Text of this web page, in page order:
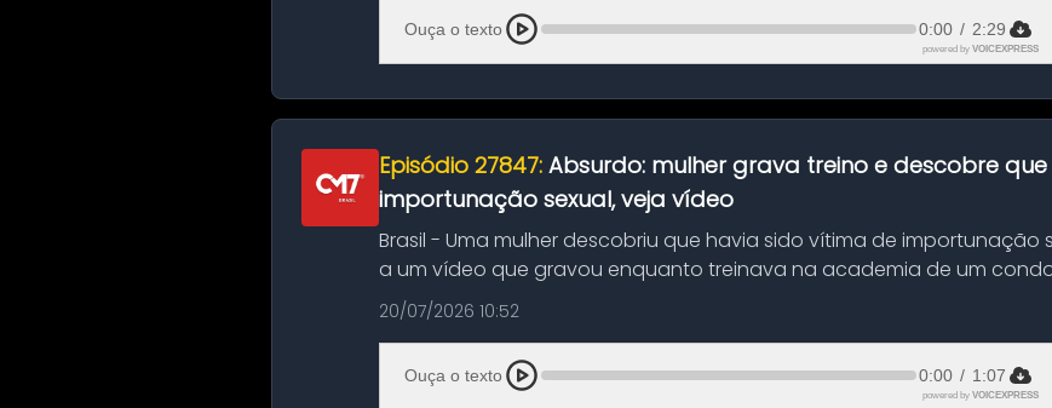
Ouça o texto 0:00 / 2:29
powered by VOICEXPRESS
Episódio 27847: Absurdo: mulher grava treino e descobre
importunação sexual, veja vídeo
Brasil - Uma mulher descobriu que havia sido vítima de importunação
a um vídeo que gravou enquanto treinava na academia de um
na Bahia. O c...
20/07/2026 10:52
Ouça o texto 0:00 / 1:07
powered by VOICEXPRESS